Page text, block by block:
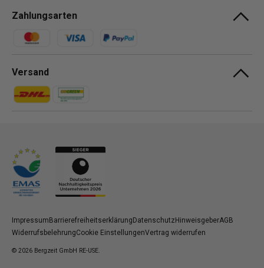
Zahlungsarten
Zahlungsmethoden
Versand
Zahlungsmethoden
Zahlungsmethoden
ImpressumBarrierefreiheitserklärungDatenschutzHinweisgeberAGB
WiderrufsbelehrungCookie EinstellungenVertrag widerrufen
© 2026 Bergzeit GmbH RE-USE.